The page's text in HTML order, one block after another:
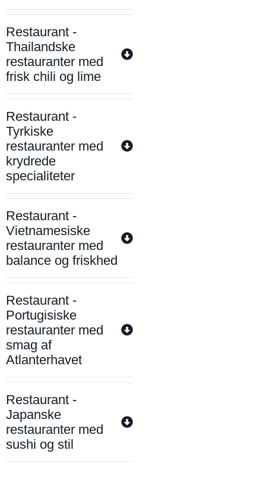
Restaurant -
Thailandske
restauranter med
frisk chili og lime
Restaurant -
Tyrkiske
restauranter med
krydrede
specialiteter
Restaurant -
Vietnamesiske
restauranter med
balance og friskhed
Restaurant -
Portugisiske
restauranter med
smag af
Atlanterhavet
Restaurant -
Japanske
restauranter med
sushi og stil